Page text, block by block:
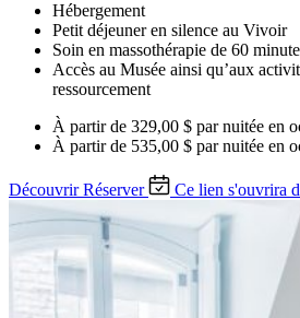
Hébergement
Petit déjeuner en silence au Vivoir
Soin en massothérapie de 60
Accès au Musée ainsi qu’aux
ressourcement
À partir de 329,00 $ par nuitée en
À partir de 535,00 $ par nuitée en
Découvrir Réserver Ce lien s'ouvrira